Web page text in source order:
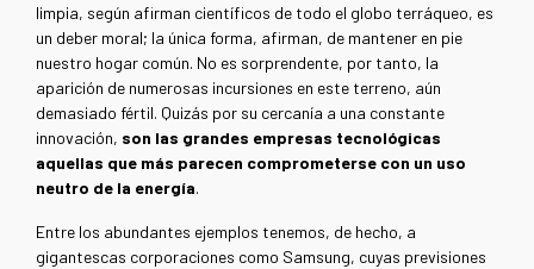
limpia, según afirman científicos de todo el globo terráqueo, es
un deber moral; la única forma, afirman, de mantener en pie
nuestro hogar común. No es sorprendente, por tanto, la
aparición de numerosas incursiones en este terreno, aún
demasiado fértil. Quizás por su cercanía a una constante
innovación, son las grandes empresas tecnológicas
aquellas que más parecen comprometerse con un uso
neutro de la energía.
Entre los abundantes ejemplos tenemos, de hecho, a
gigantescas corporaciones como Samsung, cuyas previsiones